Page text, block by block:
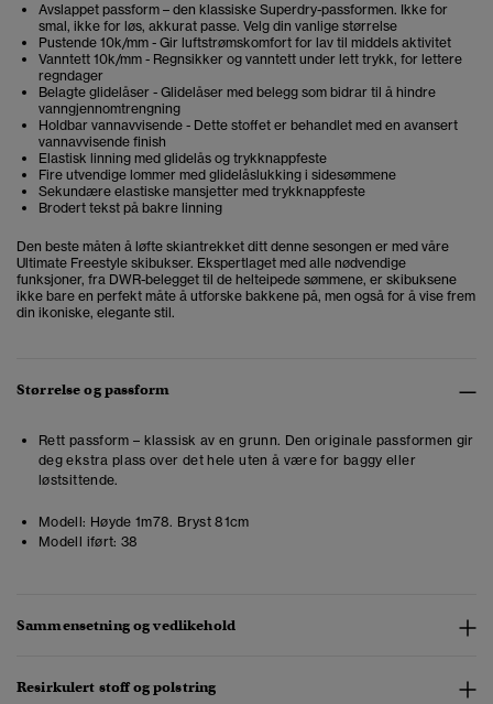
Avslappet passform – den klassiske Superdry-passformen. Ikke for
smal, ikke for løs, akkurat passe. Velg din vanlige størrelse
Pustende 10k/mm - Gir luftstrømskomfort for lav til middels aktivitet
Vanntett 10k/mm - Regnsikker og vanntett under lett trykk, for lettere
regndager
Belagte glidelåser - Glidelåser med belegg som bidrar til å hindre
vanngjennomtrengning
Holdbar vannavvisende - Dette stoffet er behandlet med en avansert
vannavvisende finish
Elastisk linning med glidelås og trykknappfeste
Fire utvendige lommer med glidelåslukking i sidesømmene
Sekundære elastiske mansjetter med trykknappfeste
Brodert tekst på bakre linning
Den beste måten å løfte skiantrekket ditt denne sesongen er med våre
Ultimate Freestyle skibukser. Ekspertlaget med alle nødvendige
funksjoner, fra DWR-belegget til de helteipede sømmene, er skibuksene
ikke bare en perfekt måte å utforske bakkene på, men også for å vise frem
din ikoniske, elegante stil.
Størrelse og passform
Rett passform – klassisk av en grunn. Den originale passformen gir
deg ekstra plass over det hele uten å være for baggy eller
løstsittende.
Modell: Høyde 1m78. Bryst 81cm
Modell iført: 38
Sammensetning og vedlikehold
Resirkulert stoff og polstring